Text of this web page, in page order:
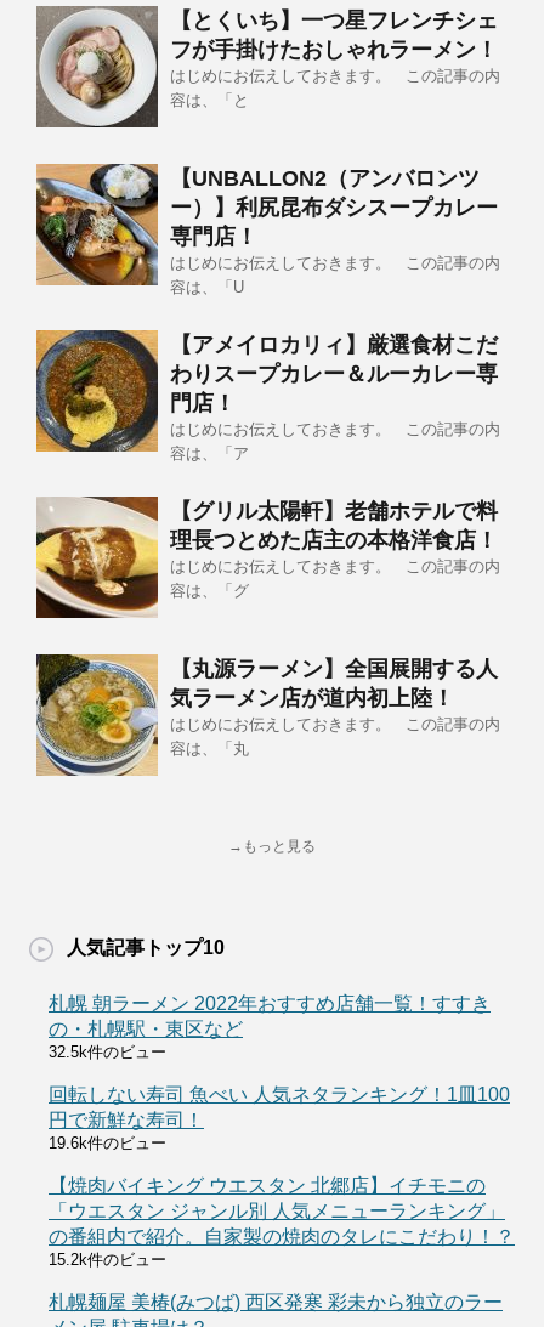
【とくいち】一つ星フレンチシェ
フが手掛けたおしゃれラーメン！
はじめにお伝えしておきます。 この記事の内
容は、「と
【UNBALLON2（アンバロンツ
ー）】利尻昆布ダシスープカレー
専門店！
はじめにお伝えしておきます。 この記事の内
容は、「U
【アメイロカリィ】厳選食材こだ
わりスープカレー＆ルーカレー専
門店！
はじめにお伝えしておきます。 この記事の内
容は、「ア
【グリル太陽軒】老舗ホテルで料
理長つとめた店主の本格洋食店！
はじめにお伝えしておきます。 この記事の内
容は、「グ
【丸源ラーメン】全国展開する人
気ラーメン店が道内初上陸！
はじめにお伝えしておきます。 この記事の内
容は、「丸
→もっと見る
人気記事トップ10
札幌 朝ラーメン 2022年おすすめ店舗一覧！すすき
の・札幌駅・東区など
32.5k件のビュー
回転しない寿司 魚べい 人気ネタランキング！1皿100
円で新鮮な寿司！
19.6k件のビュー
【焼肉バイキング ウエスタン 北郷店】イチモニの
「ウエスタン ジャンル別 人気メニューランキング」
の番組内で紹介。自家製の焼肉のタレにこだわり！？
15.2k件のビュー
札幌麺屋 美椿(みつば) 西区発寒 彩未から独立のラー